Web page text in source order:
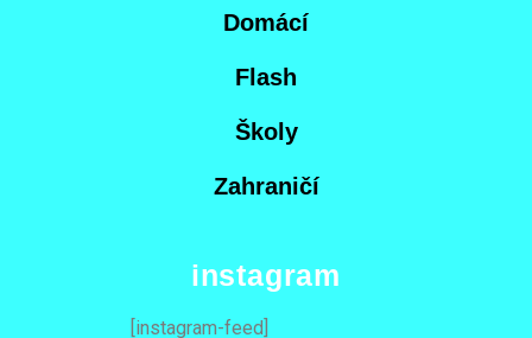
Domácí
Flash
Školy
Zahraničí
instagram
[instagram-feed]